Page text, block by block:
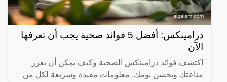
درامينكس: أفضل 5 فوائد صحية يجب أن تعرفها
الآن
اكتشف فوائد درامينكس الصحية وكيف يمكن أن يعزز
مناعتك ويحسن نومك. معلومات مفيدة وسريعة لكل من